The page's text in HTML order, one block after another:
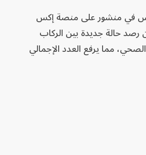
في منشور على منصة إكس
رصد حالة جديدة بين الركاب
مما يرفع العدد الإجمالي